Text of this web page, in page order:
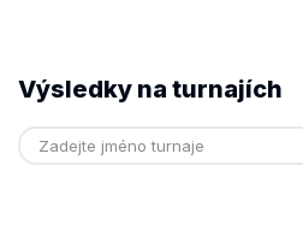
Výsledky na turnajích